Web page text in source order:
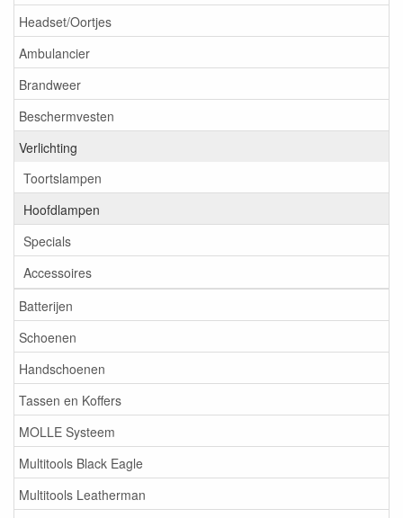
Headset/Oortjes
Ambulancier
Brandweer
Beschermvesten
Verlichting
Toortslampen
Hoofdlampen
Specials
Accessoires
Batterijen
Schoenen
Handschoenen
Tassen en Koffers
MOLLE Systeem
Multitools Black Eagle
Multitools Leatherman